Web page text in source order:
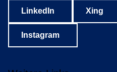
LinkedIn Xing
Instagram